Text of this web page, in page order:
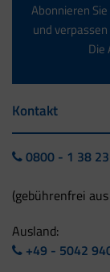
Abonnieren
und
Die
Kontakt
0800 - 1 38
(gebührenfrei
Ausland:
+49 - 5042